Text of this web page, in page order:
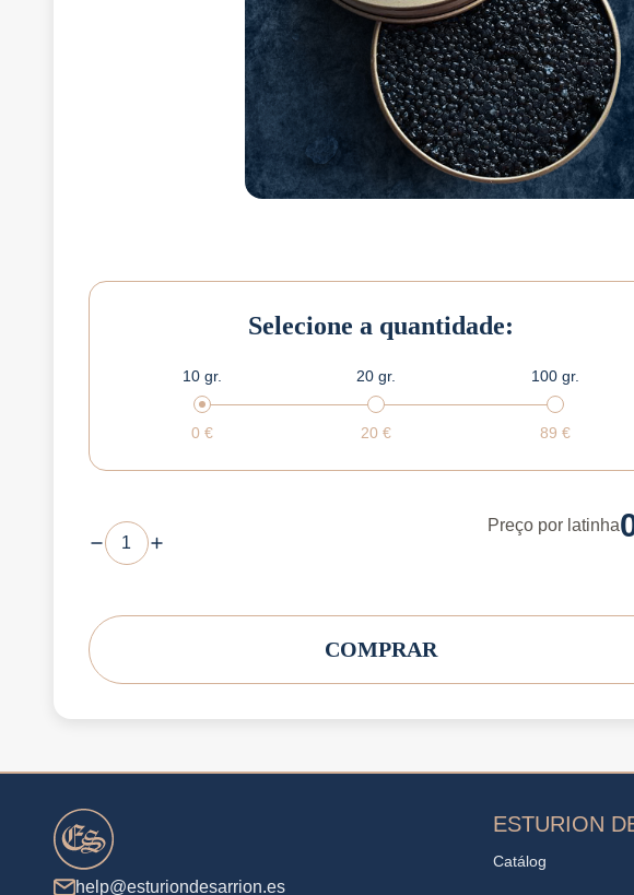
Selecione a quantidade:
10 gr.
0€
20 gr.
20€
100 gr.
89 €
Preço por latinha
COMPRAR
help@esturiondesarrion.es
ESTURION
Catálog